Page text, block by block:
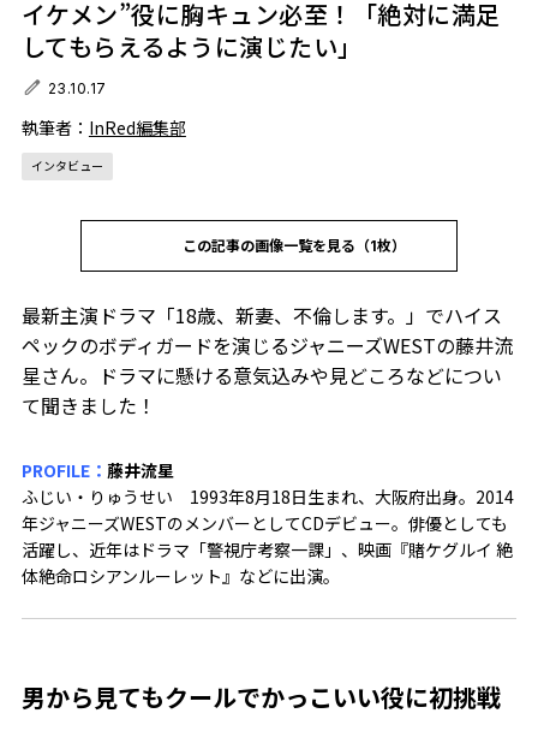
イケメン”役に胸キュン必至！「絶対に満足
してもらえるように演じたい」
23.10.17
執筆者： InRed編集部
インタビュー
この記事の画像一覧を見る（1枚）
最新主演ドラマ「18歳、新妻、不倫します。」でハイス
ペックのボディガードを演じるジャニーズWESTの藤井流
星さん。ドラマに懸ける意気込みや見どころなどについ
て聞きました！
PROFILE： 藤井流星
ふじい・りゅうせい 1993年8月18日生まれ、大阪府出身。2014
年ジャニーズWESTのメンバーとしてCDデビュー。俳優としても
活躍し、近年はドラマ「警視庁考察一課」、映画『賭ケグルイ 絶
体絶命ロシアンルーレット』などに出演。
男から見てもクールでかっこいい役に初挑戦